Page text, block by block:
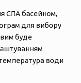
СПА басейном,
для вибору
буде
води